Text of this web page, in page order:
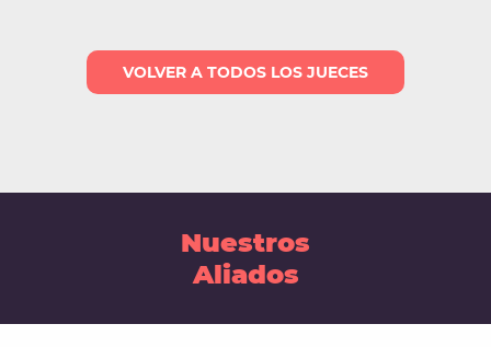
VOLVER A TODOS LOS JUECES
Nuestros
Aliados